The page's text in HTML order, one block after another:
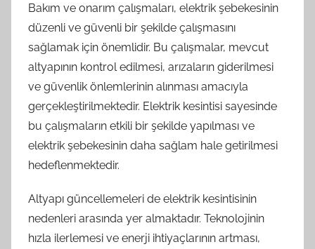
Bakım ve onarım çalışmaları, elektrik şebekesinin
düzenli ve güvenli bir şekilde çalışmasını
sağlamak için önemlidir. Bu çalışmalar, mevcut
altyapının kontrol edilmesi, arızaların giderilmesi
ve güvenlik önlemlerinin alınması amacıyla
gerçekleştirilmektedir. Elektrik kesintisi sayesinde
bu çalışmaların etkili bir şekilde yapılması ve
elektrik şebekesinin daha sağlam hale getirilmesi
hedeflenmektedir.
Altyapı güncellemeleri de elektrik kesintisinin
nedenleri arasında yer almaktadır. Teknolojinin
hızla ilerlemesi ve enerji ihtiyaçlarının artması,